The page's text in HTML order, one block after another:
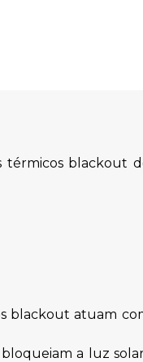
blackout
blackout atuam
a luz